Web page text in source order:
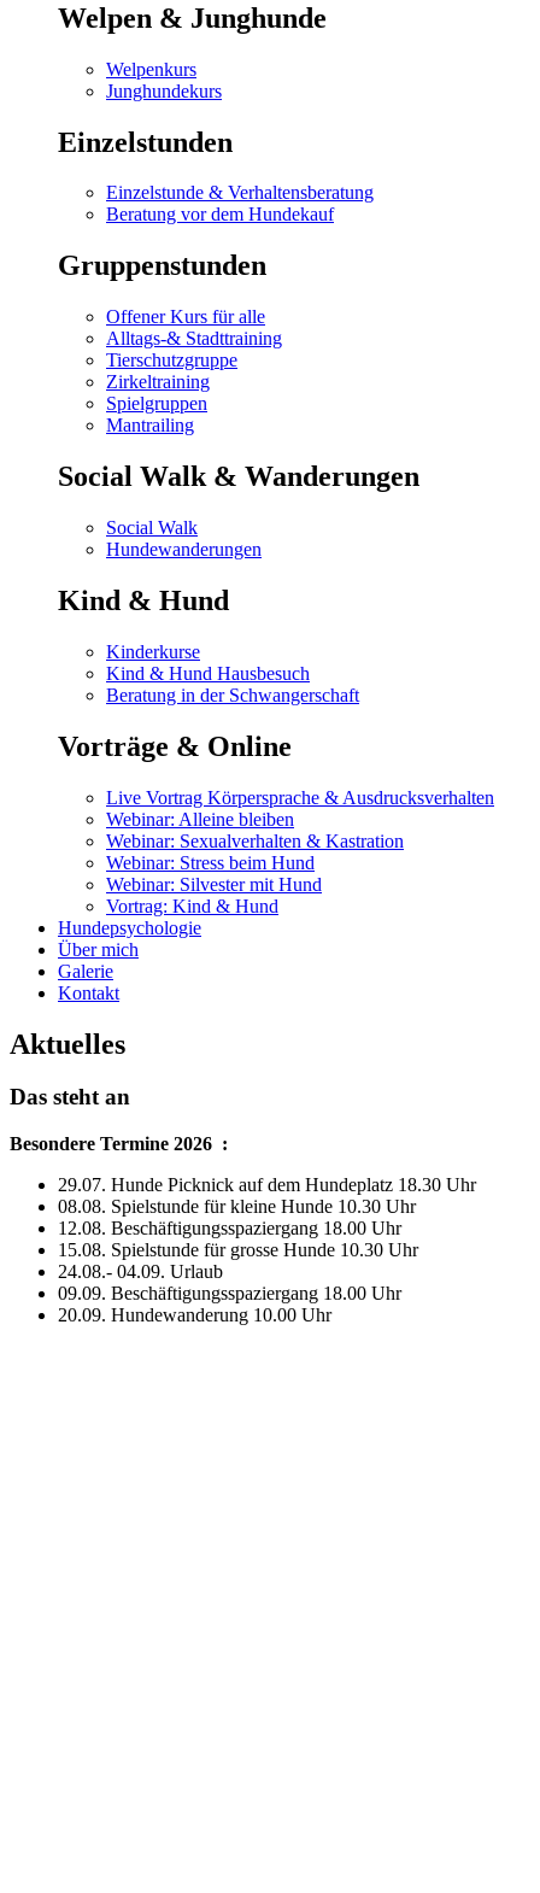
Welpen & Junghunde
Welpenkurs
Junghundekurs
Einzelstunden
Einzelstunde & Verhaltensberatung
Beratung vor dem Hundekauf
Gruppenstunden
Offener Kurs für alle
Alltags-& Stadttraining
Tierschutzgruppe
Zirkeltraining
Spielgruppen
Mantrailing
Social Walk & Wanderungen
Social Walk
Hundewanderungen
Kind & Hund
Kinderkurse
Kind & Hund Hausbesuch
Beratung in der Schwangerschaft
Vorträge & Online
Live Vortrag Körpersprache & Ausdrucksverhalten
Webinar: Alleine bleiben
Webinar: Sexualverhalten & Kastration
Webinar: Stress beim Hund
Webinar: Silvester mit Hund
Vortrag: Kind & Hund
Hundepsychologie
Über mich
Galerie
Kontakt
Aktuelles
Das steht an
Besondere Termine 2026 :
29.07. Hunde Picknick auf dem Hundeplatz 18.30 Uhr
08.08. Spielstunde für kleine Hunde 10.30 Uhr
12.08. Beschäftigungsspaziergang 18.00 Uhr
15.08. Spielstunde für grosse Hunde 10.30 Uhr
24.08.- 04.09. Urlaub
09.09. Beschäftigungsspaziergang 18.00 Uhr
20.09. Hundewanderung 10.00 Uhr